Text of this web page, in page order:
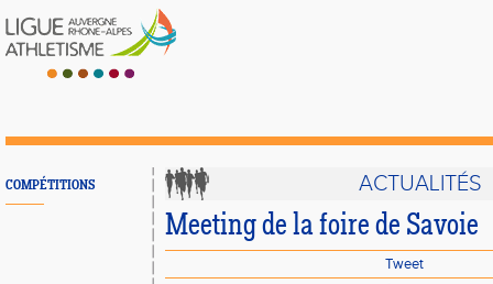
COMPÉTITIONS ACTUALITÉS
Meeting de la foire de Savoie
Tweet